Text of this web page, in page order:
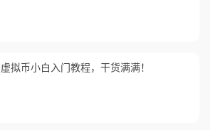
虚拟币小白入门教程，干货满满！